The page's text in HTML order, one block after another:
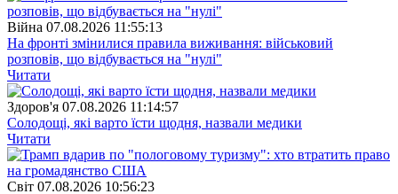
Війна 07.08.2026 11:55:13
На фронті змінилися правила виживання: військовий
розповів, що відбувається на "нулі"
Читати
Здоров'я 07.08.2026 11:14:57
Солодощі, які варто їсти щодня, назвали медики
Читати
Свiт 07.08.2026 10:56:23